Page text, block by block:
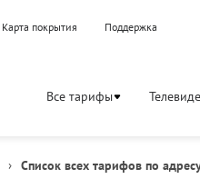
Карта покрытия Поддержка
Все тарифы
› Список всех тарифов по